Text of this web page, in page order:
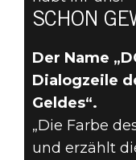
DIE
SCHON
Der Name
Dialogzeile
Geldes“.
„Die Farbe
und erzählt